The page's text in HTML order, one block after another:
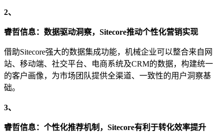
2、
睿哲信息： 数据驱动洞察， Sitecore推动个性化营销实现
借助Sitecore强大的数据集成功能，机械企业可以整合来自网
站、移动端、社交平台、电商系统及CRM的数据，构建统一
的客户画像，为市场团队提供全渠道、一致性的用户洞察基
础。
3、
睿哲信息： 个性化推荐机制， Sitecore有利于转化效率提升